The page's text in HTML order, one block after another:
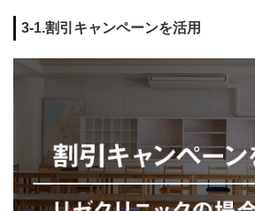
3-1.割引キャンペーンを活用